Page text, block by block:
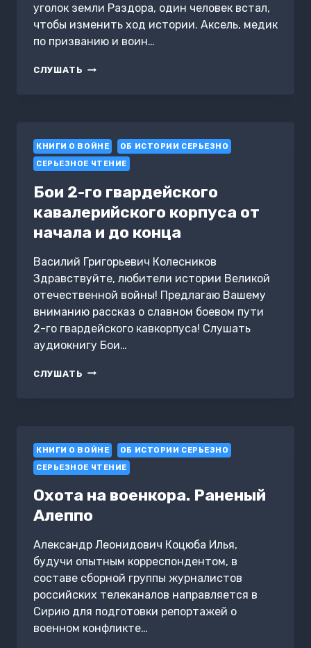
уголок земли Раздора, один человек встал,
чтобы изменить ход истории. Аксель, медик
по призванию и воин…
СЛУШАТЬ КНИГА
КНИГИ О ВОЙНЕ
ОБ ИСТОРИИ СЕРЬЕЗНО
СЕРЬЕЗНОЕ ЧТЕНИЕ
Бои 2-го гвардейского
кавалерийского корпуса от
начала и до конца
Василий Григорьевич Колесников
Здравствуйте, любители истории Великой
отечественной войны! Предлагаю Вашему
вниманию рассказ о славном боевом пути
2-го гвардейского кавкорпуса! Слушать
аудиокнигу Бои…
СЛУШАТЬ БОИ
ОТ
НАЧАЛА
И
ДО
КОНЦА
КНИГИ О ВОЙНЕ
ОБ ИСТОРИИ СЕРЬЕЗНО
СЕРЬЕЗНОЕ ЧТЕНИЕ
Охота на военкора. Раненый
Алеппо
Александр Леонидович Коцюба Илья,
будучи опытным корреспондентом, в
составе сборной группы журналистов
российских телеканалов направляется в
Сирию для подготовки репортажей о
военном конфликте…